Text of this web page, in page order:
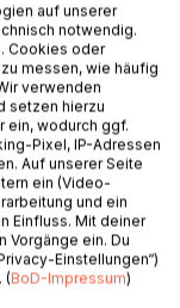
dem quirligen
am Elm.
untadeligen
nie mehr zu
sein, perfektes
so viel
auf unserer
notwendig.
Cookies oder
messen, wie häufig
verwenden
setzen hierzu
ein, wodurch ggf.
Pixel, IP-Adressen
Auf unserer Seite
ein (Video-
und ein
Einfluss. Mit deiner
Vorgänge ein. Du
Einstellungen“)
(BoD-Impressum)